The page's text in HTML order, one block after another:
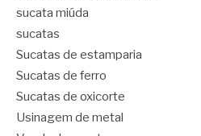
sucata miúda
sucatas
Sucatas de estamparia
Sucatas de ferro
Sucatas de oxicorte
Usinagem de metal